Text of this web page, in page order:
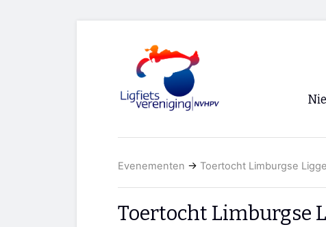
Evenementen → Toertocht Limburgse
Toertocht Limburgse